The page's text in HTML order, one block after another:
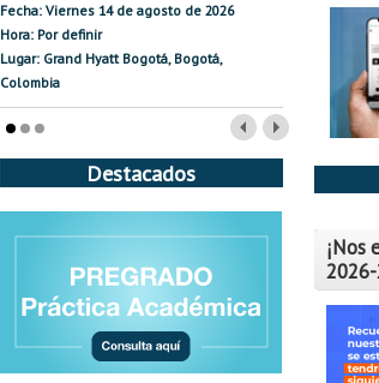
Fecha: Viernes 14 de agosto de 2026
Hora: Por definir
Lugar: Grand Hyatt Bogotá, Bogotá,
Colombia
Destacados
¡Nos